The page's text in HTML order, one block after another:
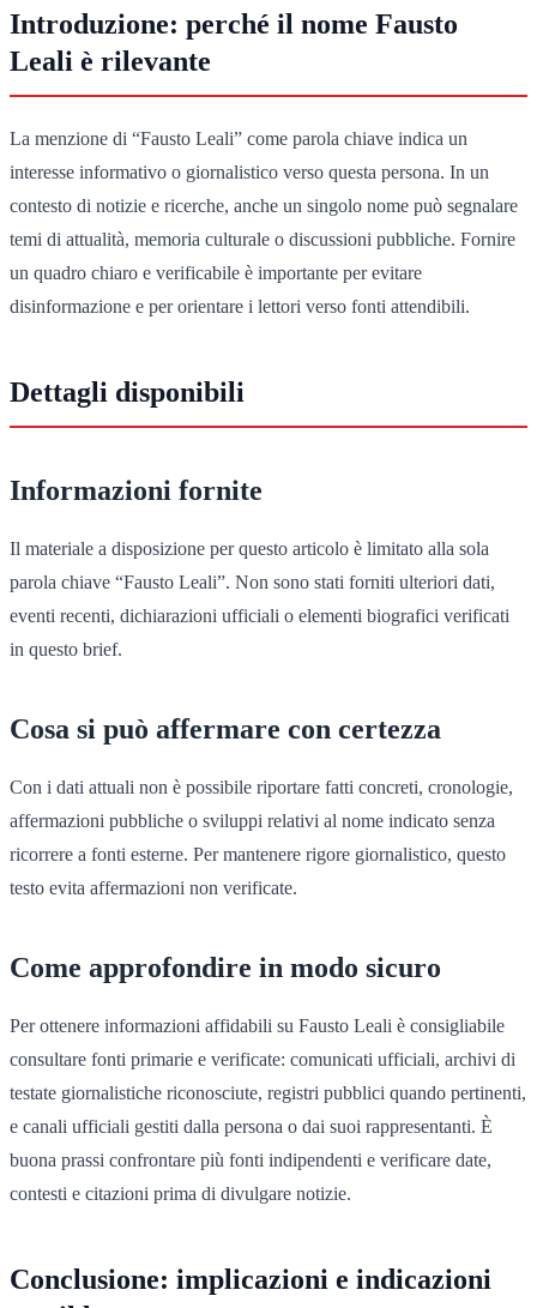
Introduzione: perché il nome Fausto
Leali è rilevante
La menzione di “Fausto Leali” come parola chiave indica un
interesse informativo o giornalistico verso questa persona. In un
contesto di notizie e ricerche, anche un singolo nome può segnalare
temi di attualità, memoria culturale o discussioni pubbliche. Fornire
un quadro chiaro e verificabile è importante per evitare
disinformazione e per orientare i lettori verso fonti attendibili.
Dettagli disponibili
Informazioni fornite
Il materiale a disposizione per questo articolo è limitato alla sola
parola chiave “Fausto Leali”. Non sono stati forniti ulteriori dati,
eventi recenti, dichiarazioni ufficiali o elementi biografici verificati
in questo brief.
Cosa si può affermare con certezza
Con i dati attuali non è possibile riportare fatti concreti, cronologie,
affermazioni pubbliche o sviluppi relativi al nome indicato senza
ricorrere a fonti esterne. Per mantenere rigore giornalistico, questo
testo evita affermazioni non verificate.
Come approfondire in modo sicuro
Per ottenere informazioni affidabili su Fausto Leali è consigliabile
consultare fonti primarie e verificate: comunicati ufficiali, archivi di
testate giornalistiche riconosciute, registri pubblici quando pertinenti,
e canali ufficiali gestiti dalla persona o dai suoi rappresentanti. È
buona prassi confrontare più fonti indipendenti e verificare date,
contesti e citazioni prima di divulgare notizie.
Conclusione: implicazioni e indicazioni